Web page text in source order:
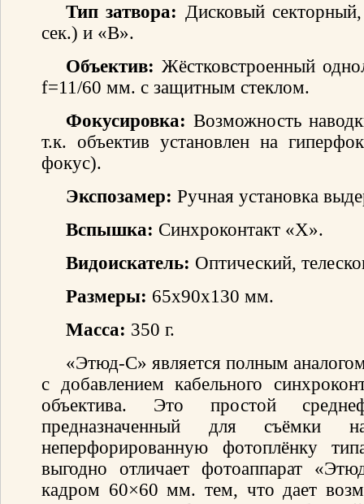
Тип затвора: Дисковый
сек.) и «В».
Объектив: Жёстковстроенный
f=11/60 мм. с защитным стеклом.
Фокусировка: Возможность
т.к. объектив установлен на
фокус).
Экспозамер: Ручная установка
Вспышка: Синхроконтакт «X».
Видоискатель: Оптический,
Размеры: 65x90x130 мм.
Масса: 350 г.
«Этюд-С» является полным
с добавлением кабельного
объектива. Это простой
предназначенный для съёмки
неперфорированную фотоплёнку
выгодно отличает фотоаппарат
кадром 60×60 мм. тем, что дает